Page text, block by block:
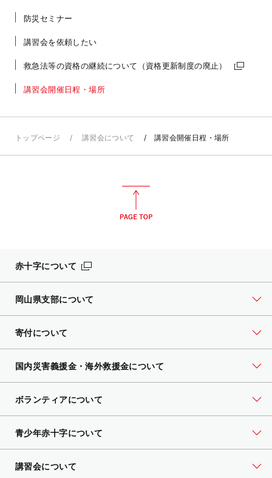
防災セミナー
講習会を依頼したい
救急法等の資格の継続について（資格更新制度の廃止）
講習会開催日程・場所
トップページ 講習会について 講習会開催日程・場所
赤十字について
岡山県支部について
寄付について
国内災害義援金・海外救援金について
ボランティアについて
青少年赤十字について
講習会について